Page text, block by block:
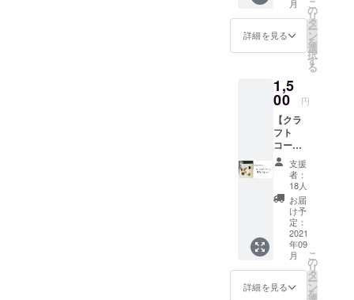
酸充填
機のた
めに使
わせて
頂きま
謝の気
持ちを
込め
て、 お
礼の
メッ
セージ
をメー
ルでお
送りさ
せてい
ただき
ます。
月
詳細を見る
こ
の
リ
タ
ー
ン
を
選
択
す
る
1,5
00 円
【クラ
フト
コーラ
手作り
キッ
ト】 お
うちで
簡単に
クラフ
トコー
ラが作
れる基
本のス
パイス
キット
支援
者：
18人
お届
け予
定：
2021
年09
月
詳細を見る
こ
の
リ
タ
ー
ン
を